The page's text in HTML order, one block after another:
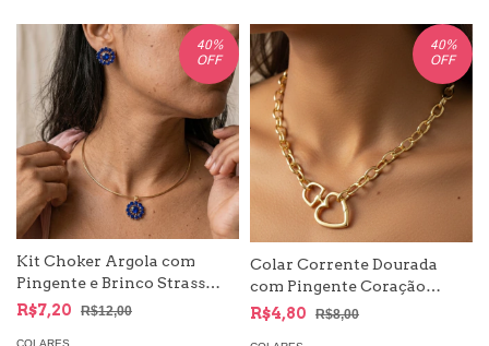
40%
OFF
Kit Choker Argola com
Pingente e Brinco Strass
Conjunto
R$7,20 R$12,00
COLARES
40%
OFF
Colar Corrente Dourada
com Pingente Coração
Mosquetão | Versões em
R$4,80 R$8,00